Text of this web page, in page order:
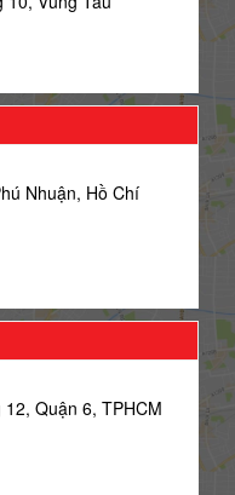
Nhuận, Hồ Chí
Quận 6, TPHCM